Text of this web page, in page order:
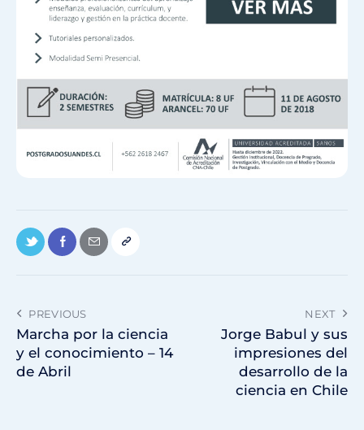
PREVIOUS
Marcha por la ciencia
y el conocimiento – 14
de Abril
NEXT
Jorge Babul y sus
impresiones del
desarrollo de la
ciencia en Chile